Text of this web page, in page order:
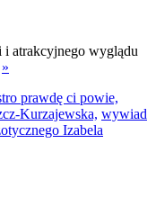
i atrakcyjnego wyglądu
»
prawdę ci powie,
Kurzajewska, wywiad